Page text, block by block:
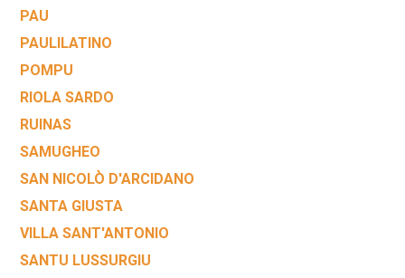
PAU
PAULILATINO
POMPU
RIOLA SARDO
RUINAS
SAMUGHEO
SAN NICOLÒ D'ARCIDANO
SANTA GIUSTA
VILLA SANT'ANTONIO
SANTU LUSSURGIU